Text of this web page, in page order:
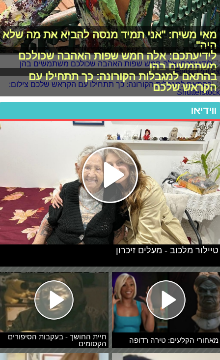
מאי משיח: "אני תמיד מנסה להביא את מה שלא
היה"
לידיעתכם: אלה חמש שפות האהבה שכולכם
משתמשים בהן
בהתאם למגבלות הקורונה: כך תתחילו עם
הקראש שלכם
ווידיאו
מאחורי הקלעים: טירה רדופה
חיית החושך - בעקבות הסיפורים
הקסומים
טיילור מלכוב - מעלים זיכרון